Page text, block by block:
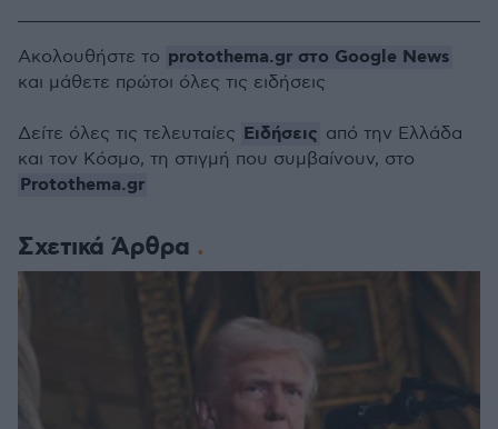
Σχετικά Άρθρα
Ακολουθήστε το protothema.gr στο Google News
και μάθετε πρώτοι όλες τις ειδήσεις
Δείτε όλες τις τελευταίες Ειδήσεις από την Ελλάδα
και τον Κόσμο, τη στιγμή που συμβαίνουν, στο
Protothema.gr